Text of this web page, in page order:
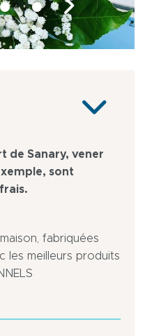
de Sanary, vener
sont
fabriquées
les meilleurs produits